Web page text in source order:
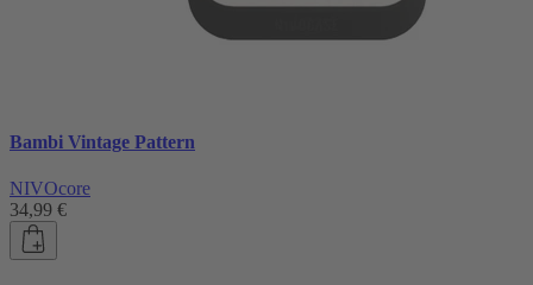
Bambi Vintage Pattern
NIVOcore
34,99 €